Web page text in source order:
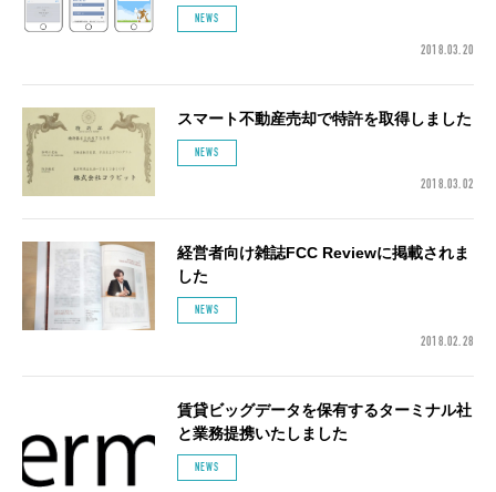
NEWS
2018.03.20
スマート不動産売却で特許を取得しました
NEWS
2018.03.02
経営者向け雑誌FCC Reviewに掲載されま
した
NEWS
2018.02.28
賃貸ビッグデータを保有するターミナル社
と業務提携いたしました
NEWS